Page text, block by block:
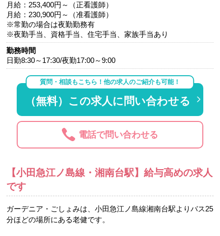
月給：253,400円～（正看護師）
月給：230,900円～（准看護師）
※常勤の場合は夜勤勤務有
※夜勤手当、資格手当、住宅手当、家族手当あり
勤務時間
日勤8:30～17:30/夜勤17:00～9:00
質問・相談もこちら！他の求人のご紹介も可能！
（無料）この求人に問い合わせる
電話で問い合わせる
【小田急江ノ島線・湘南台駅】給与高めの求人
です
ガーデニア・ごしょみは、小田急江ノ島線湘南台駅よりバス25
分ほどの場所にある老健です。